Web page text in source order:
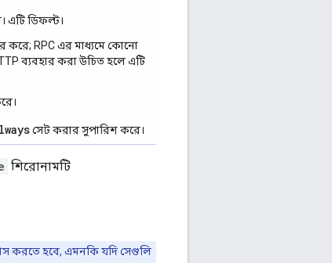
এটি ডিফল্ট।
করে; RPC এর মাধ্যমে কোনো
ব্যবহার করা উচিত হলে এটি
সেট করার সুপারিশ করে।
শিরোনামটি
করতে হবে, এমনকি যদি সেগুলি